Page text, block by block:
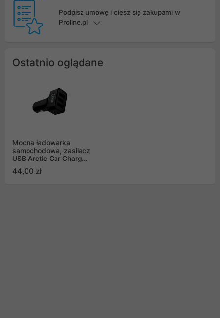
Podpisz umowę i ciesz się zakupami w
Proline.pl
Ostatnio oglądane
Mocna ładowarka
samochodowa, zasilacz
USB Arctic Car Charger
44,00 zł